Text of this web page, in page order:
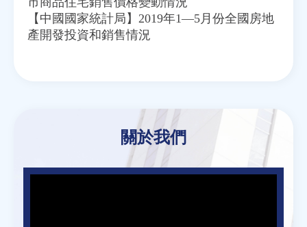
【中國國家統計局】2019年1—5月份全國房地
產開發投資和銷售情況
關於我們